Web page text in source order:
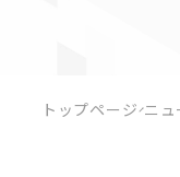
トップページ ニュ